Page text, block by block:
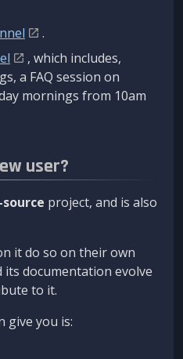
.
, which includes,
a FAQ session on
mornings from 10am
user?
project, and is also
it do so on their own
documentation evolve
to it.
give you is: